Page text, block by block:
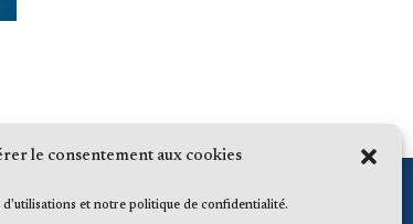
le consentement aux cookies
et notre politique de confidentialité.